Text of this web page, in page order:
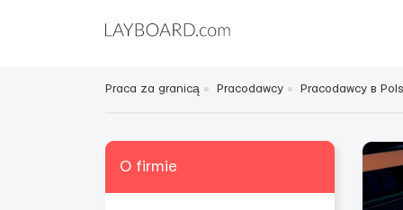
Praca za granicą Pracodawcy Pracodawcy в
O firmie